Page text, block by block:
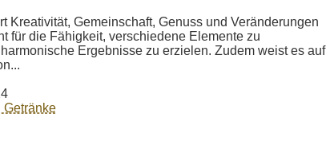
Kreativität, Gemeinschaft, Genuss und Veränderungen
für die Fähigkeit, verschiedene Elemente zu
Ergebnisse zu erzielen. Zudem weist es auf
Getränke